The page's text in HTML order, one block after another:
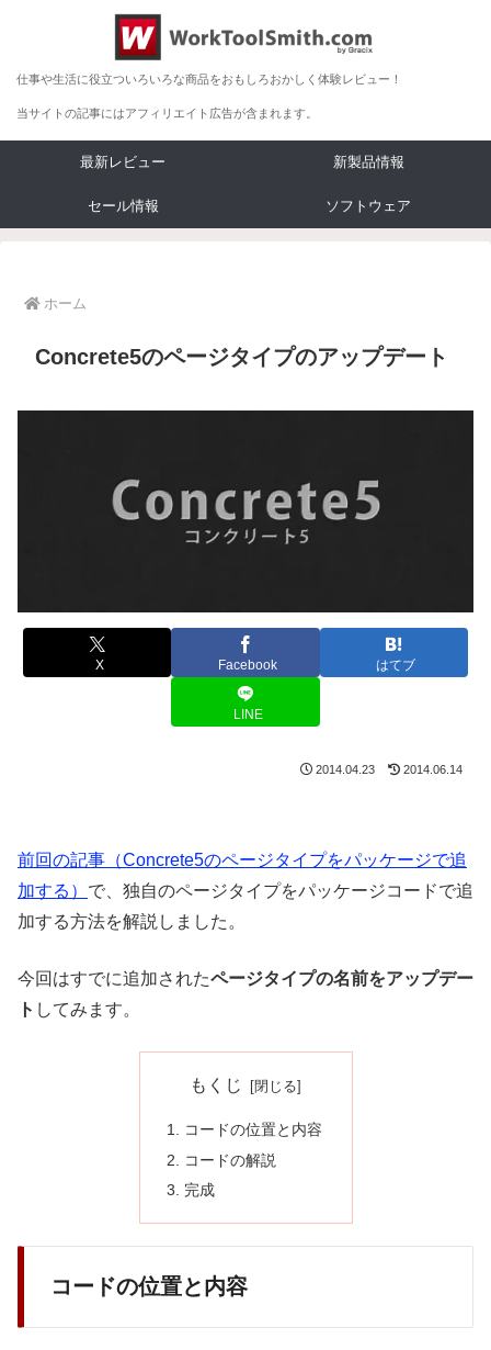
仕事や生活に役立ついろいろな商品をおもしろおかしく体験レビュー！
当サイトの記事にはアフィリエイト広告が含まれます。
最新レビュー 新製品情報
セール情報 ソフトウェア
ホーム
Concrete5のページタイプのアップデート
X Facebook はてブ
LINE
2014.04.23 2014.06.14
前回の記事（Concrete5のページタイプをパッケージで追
加する） で、独自のページタイプをパッケージコードで追
加する方法を解説しました。
今回はすでに追加されたページタイプの名前をアップデー
ト してみます。
もくじ
コードの位置と内容
コードの解説
完成
コードの位置と内容